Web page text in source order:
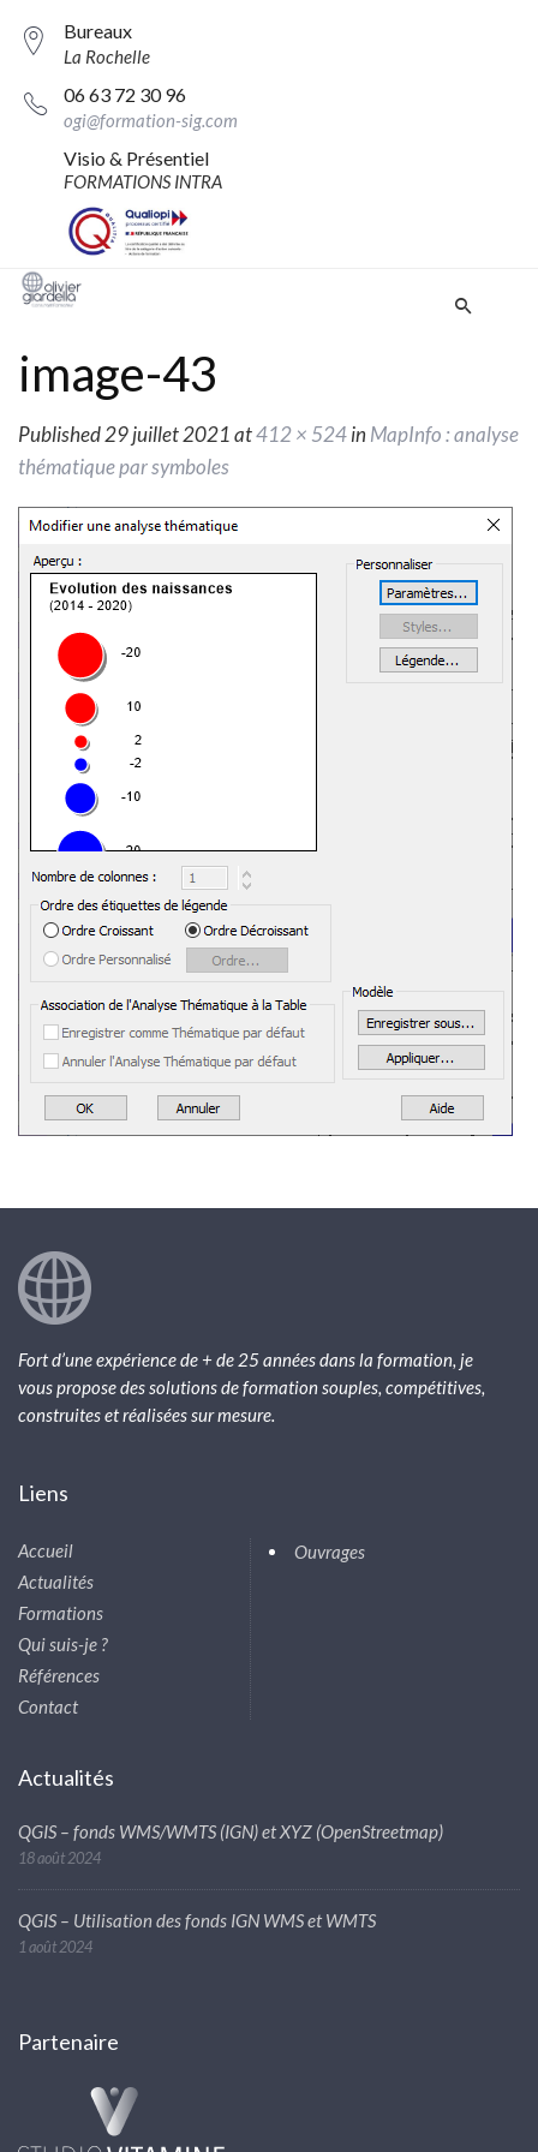
Bureaux
La Rochelle
06 63 72 30 96
ogi@formation-sig.com
Visio & Présentiel
FORMATIONS INTRA
image-43
Published29 juillet 2021 at412 × 524inMapInfo : analyse
thématique par symboles
Fort d’une expérience de + de 25 années dans la formation, je
vous propose des solutions de formation souples, compétitives,
construites et réalisées sur mesure.
Liens
Accueil
Actualités
Formations
Qui suis-je ?
Références
Contact
Ouvrages
Actualités
QGIS – fonds WMS/WMTS (IGN) et XYZ (OpenStreetmap)
18 août 2024
QGIS – Utilisation des fonds IGN WMS et WMTS
1 août 2024
Partenaire